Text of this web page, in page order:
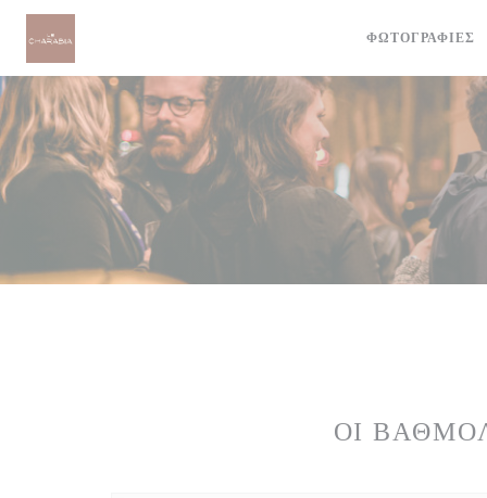
Πίνακας διαχείρισης "Μπισκότων" (Cookies)
ΦΩΤΟΓΡΑΦΊΕΣ
ΟΙ